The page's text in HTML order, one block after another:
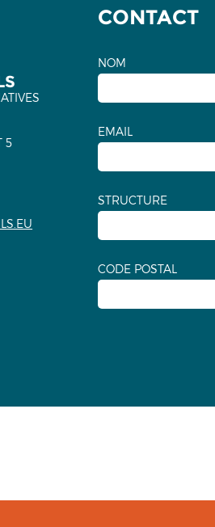
5
CONTACT
NOM
EMAIL
STRUCTURE
CODE POSTAL